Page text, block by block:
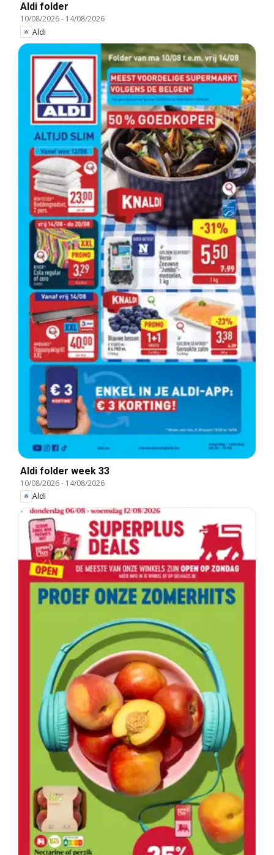
Aldi folder
10/08/2026- 14/08/2026
Aldi
Aldi folder week 33
10/08/2026- 14/08/2026
Aldi